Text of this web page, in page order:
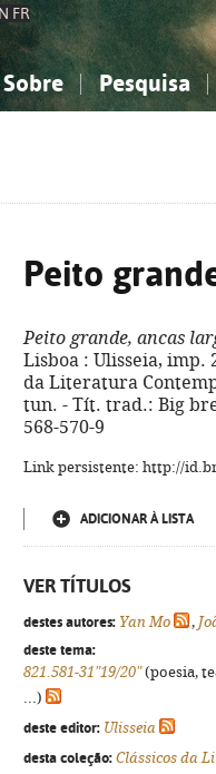
FR
Sobre Pesquisa
Peito
Peito grande, ancas
Lisboa : Ulisseia, imp.
da Literatura
tun. - Tít. trad.: Big
568-570-9
Link persistente: http://
ADICIONAR À LISTA
VER TÍTULOS
destes autores: Yan Mo ,
deste tema:
821.581-31"19/20"(poesia,
...)
deste editor: Ulisseia
desta coleção: Clássicos da